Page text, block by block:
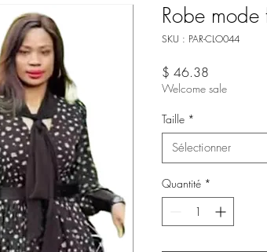
Robe mode
SKU : PAR-CLO044
$ 46.38
Welcome sale
Taille *
Sélectionner
Quantité *